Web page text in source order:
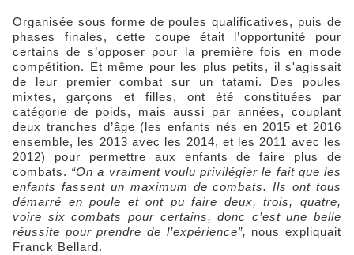
Organisée sous forme de poules qualificatives, puis de
phases finales, cette coupe était l’opportunité pour
certains de s’opposer pour la première fois en mode
compétition. Et même pour les plus petits, il s'agissait
de leur premier combat sur un tatami. Des poules
mixtes, garçons et filles, ont été constituées par
catégorie de poids, mais aussi par années, couplant
deux tranches d’âge (les enfants nés en 2015 et 2016
ensemble, les 2013 avec les 2014, et les 2011 avec les
2012) pour permettre aux enfants de faire plus de
combats. “On a vraiment voulu privilégier le fait que les
enfants fassent un maximum de combats. Ils ont tous
démarré en poule et ont pu faire deux, trois, quatre,
voire six combats pour certains, donc c’est une belle
réussite pour prendre de l’expérience”, nous expliquait
Franck Bellard.